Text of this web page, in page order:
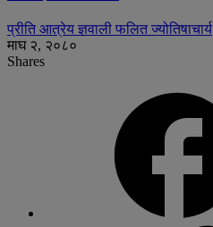
प्रीति आत्रेय ज्ञवाली फलित ज्योतिषाचार्य
माघ २, २०८०
Shares